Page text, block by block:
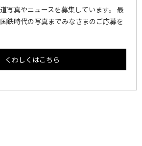
写真やニュースを募集しています。 最
鉄時代の写真までみなさまのご応募を
くわしくはこちら